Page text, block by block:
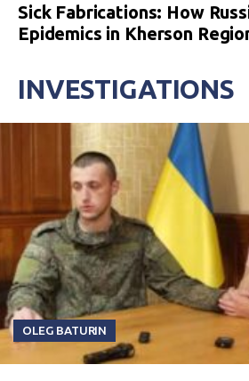
Sick Fabrications: How
Epidemics in Kherson
INVESTIGATIONS
OLEG BATURIN